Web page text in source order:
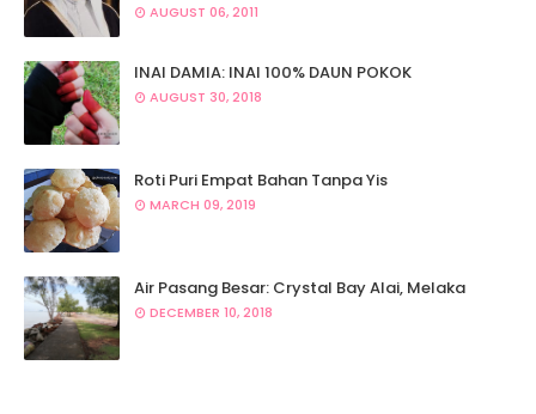
sumber :
AUGUST 06, 2011
INAI DAMIA: INAI 100% DAUN POKOK
AUGUST 30, 2018
Roti Puri Empat Bahan Tanpa Yis
MARCH 09, 2019
Air Pasang Besar: Crystal Bay Alai, Melaka
DECEMBER 10, 2018